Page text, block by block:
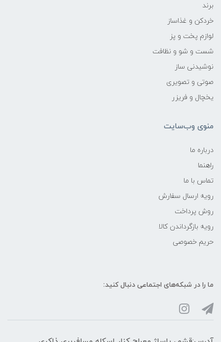
برند
خردکن و غذاساز
لوازم پخت و پز
شست و شو و نظافت
نوشیدنی ساز
صوتی و تصویری
یخچال و فریزر
منوی وب‌سایت
درباره ما
راهنما
تماس با ما
رویه ارسال سفارش
روش پرداخت
رویه‌ بازگرداندن کالا
حریم خصوصی
ما را در شبکه‌های اجتماعی دنبال کنید: